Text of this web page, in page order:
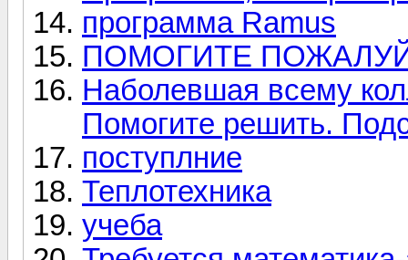
программа Ramus
ПОМОГИТЕ
Наболевшая всему
Помогите решить.
поступлние
Теплотехника
учеба